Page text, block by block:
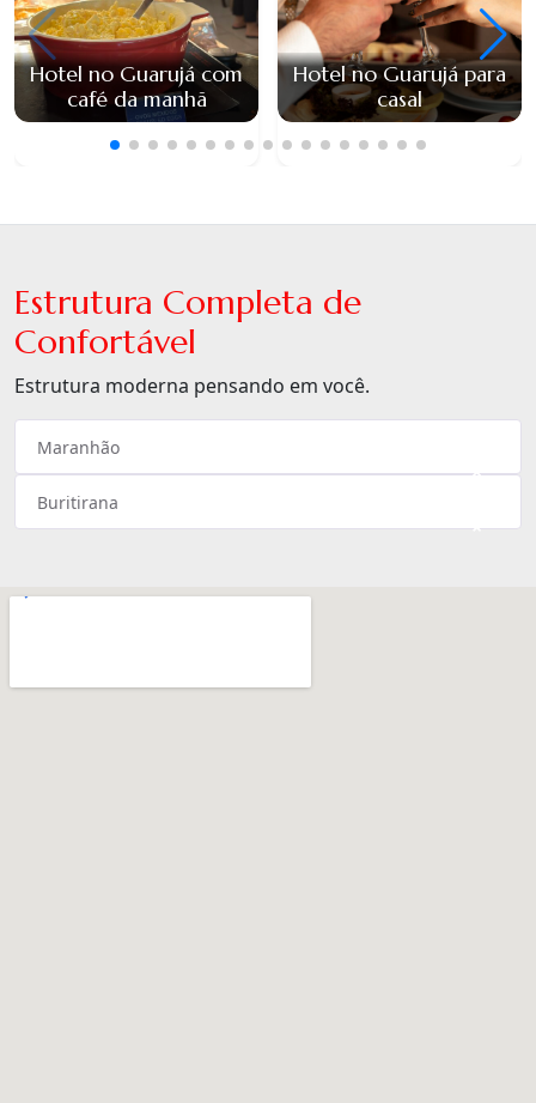
Hotel no Guarujá com
café da manhã
Hotel no Guarujá para
casal
Estrutura Completa de
Confortável
Estrutura moderna pensando em você.
×
Maranhão
×
Buritirana